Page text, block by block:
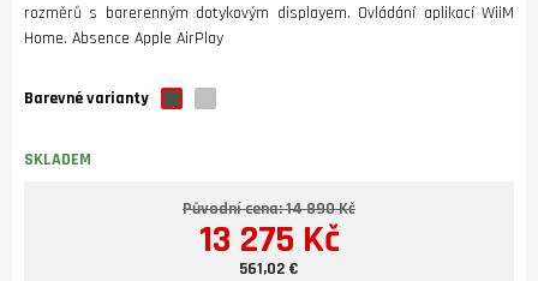
rozměrů s barerenným dotykovým displayem. Ovládání aplikací WiiM
Home. Absence Apple AirPlay
Barevné varianty
SKLADEM
Původní cena: 14 890 Kč
13 275 Kč
561,02 €